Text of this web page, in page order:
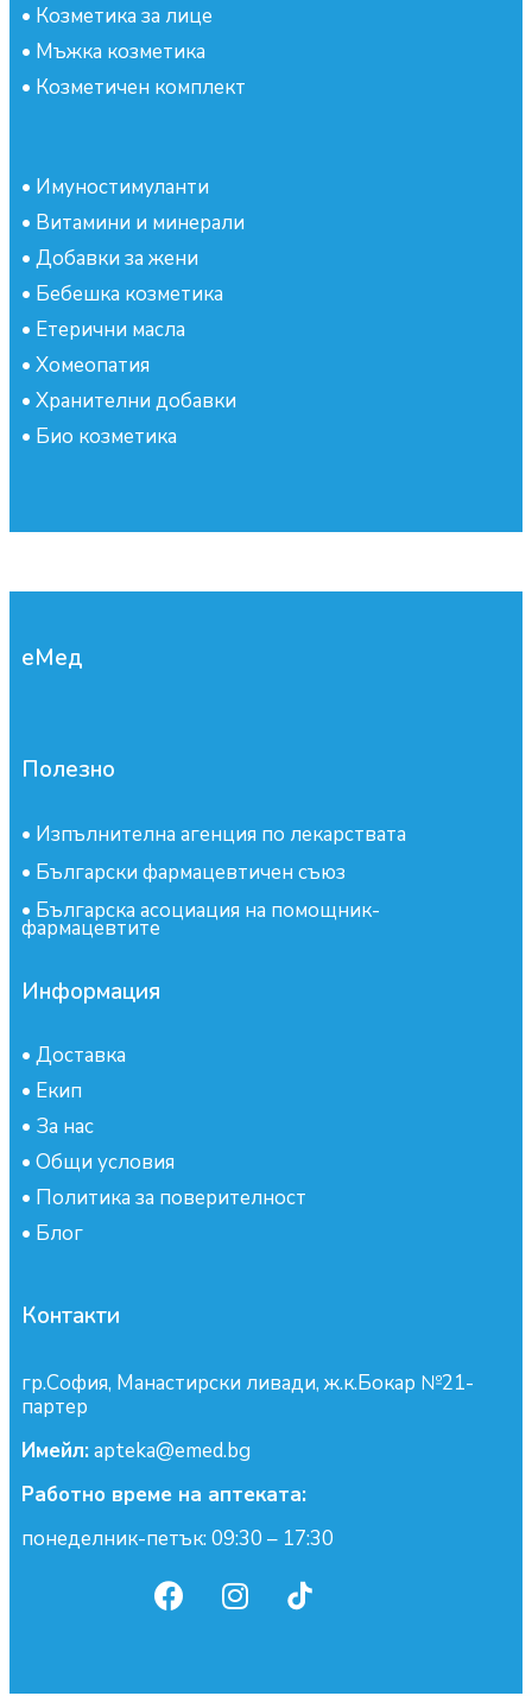
• Козметика за лице
• Мъжка козметика
• Козметичен комплект
• Имуностимуланти
• Витамини и минерали
• Добавки за жени
• Бебешка козметика
• Етерични масла
• Хомеопатия
• Хранителни добавки
• Био козметика
еМед
Полезно
• Изпълнителна агенция по лекарствата
• Български фармацевтичен съюз
• Българска асоциация на помощник-
фармацевтите
Информация
• Доставка
• Екип
• За нас
• Общи условия
• Политика за поверителност
• Блог
Контакти
гр.София, Манастирски ливади, ж.к.Бокар №21-
партер
Имейл:apteka@emed.bg
Работно време на аптеката:
понеделник-петък: 09:30 – 17:30